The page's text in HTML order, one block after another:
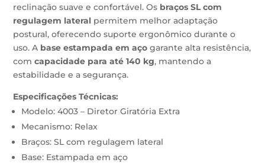
reclinação suave e confortável. Os braços SL com
regulagem lateral permitem melhor adaptação
postural, oferecendo suporte ergonômico durante o
uso. A base estampada em aço garante alta resistência,
comcapacidade para até 140 kg, mantendo a
estabilidade e a segurança.
Especificações Técnicas:
Modelo: 4003 – Diretor Giratória Extra
Mecanismo: Relax
Braços: SL com regulagem lateral
Base: Estampada em aço